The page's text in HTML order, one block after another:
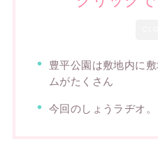
豊平公園は敷地内に
ムがたくさん
今回のしょうラヂオ。